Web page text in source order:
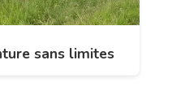
sans limites